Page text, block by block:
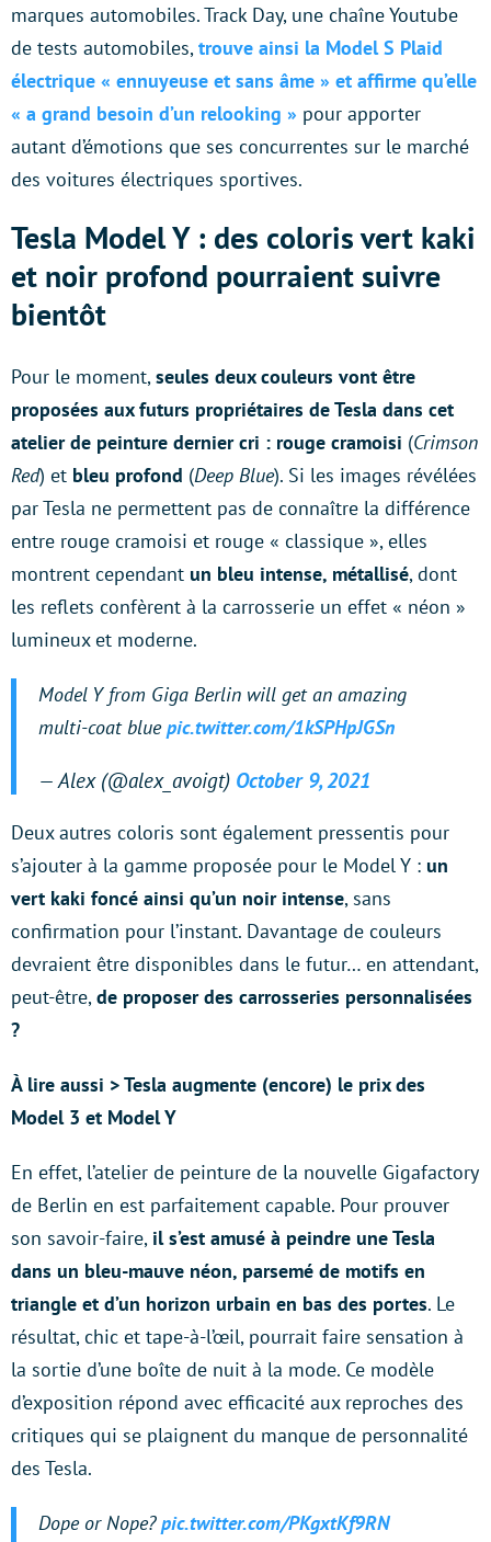
marques automobiles. Track Day, une chaîne Youtube
de tests automobiles,trouve ainsi la Model S Plaid
électrique « ennuyeuse et sans âme » et affirme qu’elle
« a grand besoin d’un relooking » pour apporter
autant d’émotions que ses concurrentes sur le marché
des voitures électriques sportives.
Tesla Model Y : des coloris vert kaki
et noir profond pourraient suivre
bientôt
Pour le moment,seules deux couleurs vont être
proposées aux futurs propriétaires de Tesla dans cet
atelier de peinture dernier cri : rouge cramoisi (Crimson
Red) et bleu profond (Deep Blue). Si les images révélées
par Tesla ne permettent pas de connaître la différence
entre rouge cramoisi et rouge « classique », elles
montrent cependant un bleu intense, métallisé, dont
les reflets confèrent à la carrosserie un effet « néon »
lumineux et moderne.
Model Y from Giga Berlin will get an amazing
multi-coat bluepic.twitter.com/1kSPHpJGSn
— Alex (@alex_avoigt) October 9, 2021
Deux autres coloris sont également pressentis pour
s’ajouter à la gamme proposée pour le Model Y : un
vert kaki foncé ainsi qu’un noir intense, sans
confirmation pour l’instant. Davantage de couleurs
devraient être disponibles dans le futur… en attendant,
peut-être,de proposer des carrosseries personnalisées
?
À lire aussi > Tesla augmente (encore) le prix des
Model 3 et Model Y
En effet, l’atelier de peinture de la nouvelle Gigafactory
de Berlin en est parfaitement capable. Pour prouver
son savoir-faire, il s’est amusé à peindre une Tesla
dans un bleu-mauve néon, parsemé de motifs en
triangle et d’un horizon urbain en bas des portes. Le
résultat, chic et tape-à-l’œil, pourrait faire sensation à
la sortie d’une boîte de nuit à la mode. Ce modèle
d’exposition répond avec efficacité aux reproches des
critiques qui se plaignent du manque de personnalité
des Tesla.
Dope or Nope?pic.twitter.com/PKgxtKf9RN